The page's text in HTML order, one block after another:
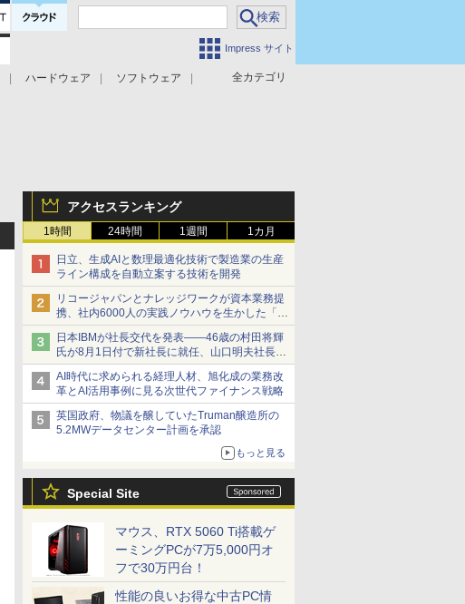
Impress サイト
全カテゴリ
ハードウェア
ソフトウェア
アクセスランキング
1時間 24時間 1週間 1カ月
日立、生成AIと数理最適化技術で製造業の生産
ライン構成を自動立案する技術を開発
リコージャパンとナレッジワークが資本業務提
携、社内6000人の実践ノウハウを生かした「AI
商談記録 for RICOH」を展開へ
日本IBMが社長交代を発表――46歳の村田将輝
氏が8月1日付で新社長に就任、山口明夫社長は
会長へ
AI時代に求められる経理人材、旭化成の業務改
革とAI活用事例に見る次世代ファイナンス戦略
英国政府、物議を醸していたTruman醸造所の
5.2MWデータセンター計画を承認
もっと見る
Special Site
マウス、RTX 5060 Ti搭載ゲ
ーミングPCが7万5,000円オ
フで30万円台！
性能の良いお得な中古PC情